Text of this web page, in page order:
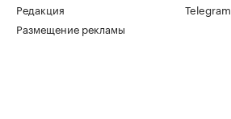
Редакция
Размещение рекламы
Telegram